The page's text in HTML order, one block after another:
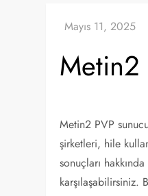
Metin2
Metin2 PVP
şirketleri, hile
sonuçları